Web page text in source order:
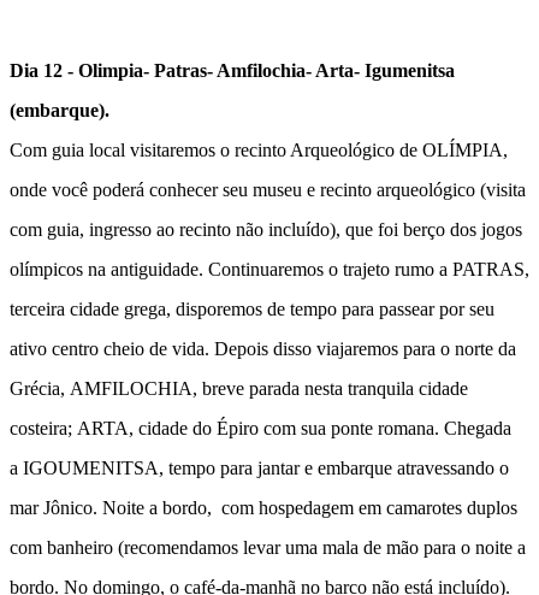
Dia 12 - Olimpia- Patras- Amfilochia- Arta- Igumenitsa
(embarque).
Com guia local visitaremos o recinto Arqueológico de OLÍMPIA,
onde você poderá conhecer seu museu e recinto arqueológico (visita
com guia, ingresso ao recinto não incluído), que foi berço dos jogos
olímpicos na antiguidade. Continuaremos o trajeto rumo a PATRAS,
terceira cidade grega, disporemos de tempo para passear por seu
ativo centro cheio de vida. Depois disso viajaremos para o norte da
Grécia, AMFILOCHIA, breve parada nesta tranquila cidade
costeira; ARTA, cidade do Épiro com sua ponte romana. Chegada
a IGOUMENITSA, tempo para jantar e embarque atravessando o
mar Jônico. Noite a bordo, com hospedagem em camarotes duplos
com banheiro (recomendamos levar uma mala de mão para o noite a
bordo. No domingo, o café-da-manhã no barco não está incluído).